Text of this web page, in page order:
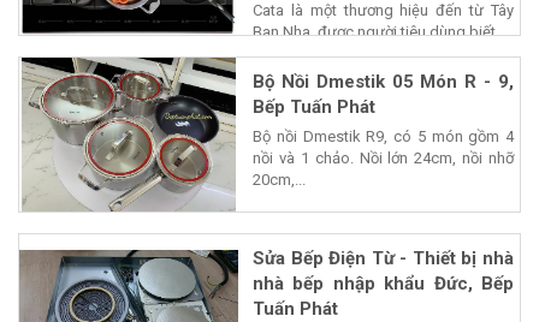
Cata là một thương hiệu đến từ Tây
Ban Nha, được người tiêu dùng biết...
Bộ Nồi Dmestik 05 Món R - 9,
Bếp Tuấn Phát
Bộ nồi Dmestik R9, có 5 món gồm 4
nồi và 1 chảo. Nồi lớn 24cm, nồi nhỡ
20cm,...
Sửa Bếp Điện Từ - Thiết bị nhà
nhà bếp nhập khẩu Đức, Bếp
Tuấn Phát